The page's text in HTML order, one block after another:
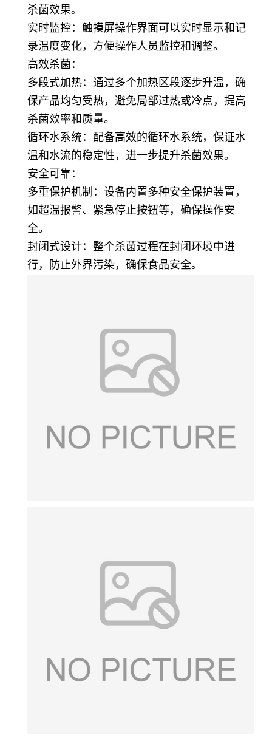
杀菌效果。
实时监控：触摸屏操作界面可以实时显示和记
录温度变化，方便操作人员监控和调整。
高效杀菌：
多段式加热：通过多个加热区段逐步升温，确
保产品均匀受热，避免局部过热或冷点，提高
杀菌效率和质量。
循环水系统：配备高效的循环水系统，保证水
温和水流的稳定性，进一步提升杀菌效果。
安全可靠：
多重保护机制：设备内置多种安全保护装置，
如超温报警、紧急停止按钮等，确保操作安
全。
封闭式设计：整个杀菌过程在封闭环境中进
行，防止外界污染，确保食品安全。